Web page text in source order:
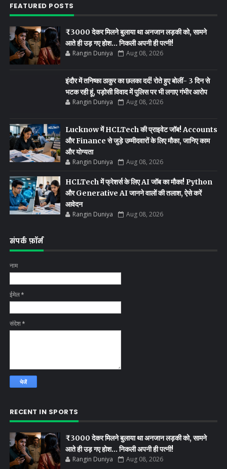
FEATURED POSTS
₹3000 देकर मिलने बुलाया था अनजान लड़की को, सामने
आते ही उड़ गए होश… निकली अपनी ही पत्नी!
Rangin Duniya Aug 08, 2026
इंदौर में तनिष्का ठाकुर का छलका दर्द! रोते हुए बोलीं- 3 दिन से
भटक रही हूं, पड़ोसी विवाद में पुलिस पर भी लगाए गंभीर आरोप
Rangin Duniya Aug 08, 2026
Lucknow में HCLTech की प्राइवेट जॉब! Accounts
और Finance से जुड़े उम्मीदवारों के लिए मौका, जानिए काम
और योग्यता
Rangin Duniya Aug 08, 2026
HCLTech में फ्रेशर्स के लिए AI जॉब का मौका! Python
और Generative AI जानने वालों की तलाश, ऐसे करें
आवेदन
Rangin Duniya Aug 08, 2026
संपर्क फ़ॉर्म
नाम
ईमेल *
संदेश *
RECENT IN SPORTS
₹3000 देकर मिलने बुलाया था अनजान लड़की को, सामने
आते ही उड़ गए होश… निकली अपनी ही पत्नी!
Rangin Duniya Aug 08, 2026